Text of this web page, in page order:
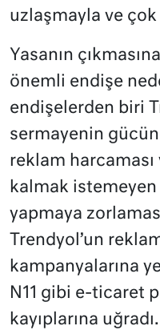
uzlaşmayla ve çok
Yasanın
önemli endişe
endişelerden biri
sermayenin
reklam
kalmak istemeyen
yapmaya
Trendyol’un
kampanyalarına
N11 gibi e-ticaret
kayıplarına